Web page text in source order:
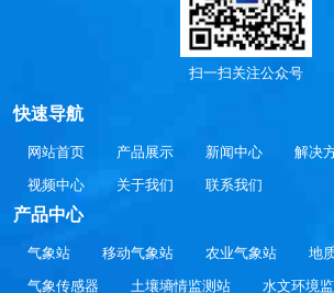
扫一扫关注公众号
快速导航
网站首页 产品展示 新闻中心 解决
视频中心
关于我们 联系我们
产品中心
气象站 移动气象站 农业气象站
地
气象传感器
土壤墒情监测站 水文环境